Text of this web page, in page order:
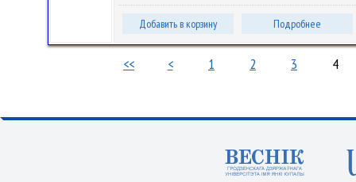
Добавить в корзину Подробнее
<< < 1 2 3 4